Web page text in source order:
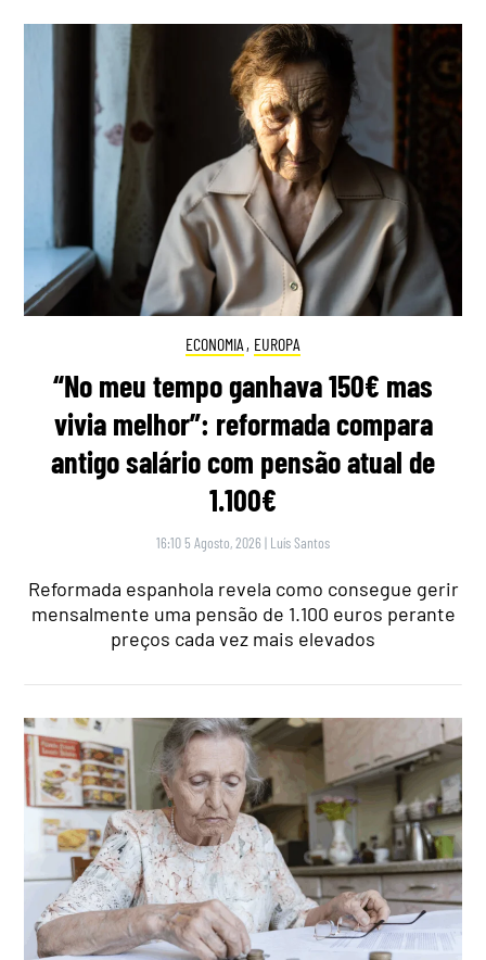
ECONOMIA , EUROPA
“No meu tempo ganhava 150€ mas
vivia melhor”: reformada compara
antigo salário com pensão atual de
1.100€
16:10 5 Agosto, 2026 | Luís Santos
Reformada espanhola revela como consegue gerir
mensalmente uma pensão de 1.100 euros perante
preços cada vez mais elevados